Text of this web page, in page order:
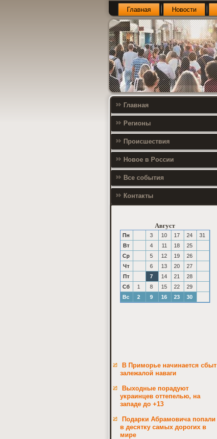
Главная Новости
Главная
Регионы
Происшествия
Новое в России
Все события
Контакты
Август
Пн 3 10 17 24
31
Вт
4 11 18
25
Ср
5 12 19
26
Чт
6 13 20
27
Пт
7 14 21
28
Сб
1 8 15 22
29
Вс
2 9 16 23 30
В Приморье начинается сбыт
залежалой наваги
Выходные порадуют
украинцев оттепелью, на
западе до +13
Подарки Абрамовича попали
в десятку самых дорогих в
мире